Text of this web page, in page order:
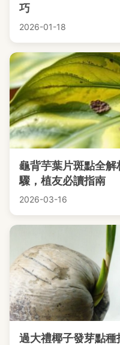
巧
2026-01-18
龜背芋葉片斑點全
驟，植友必讀指南
2026-03-16
過大禮椰子發芽點